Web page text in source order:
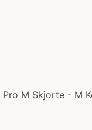
M Skjorte - M